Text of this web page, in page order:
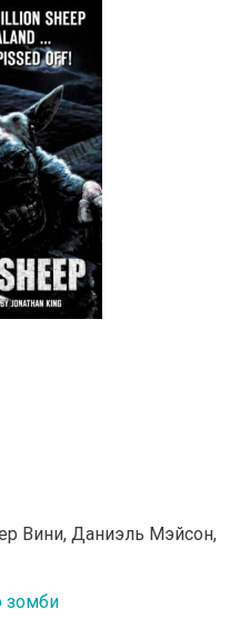
Вини, Даниэль Мэйсон,
зомби